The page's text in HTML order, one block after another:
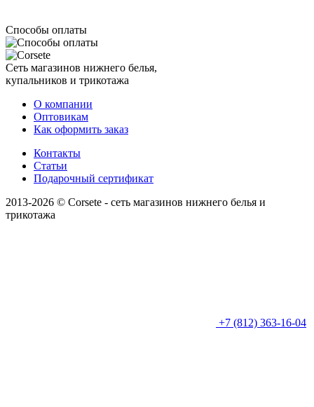
Способы оплаты
Сеть магазинов нижнего белья,
купальников и трикотажа
О компании
Оптовикам
Как оформить заказ
Контакты
Статьи
Подарочный сертификат
2013-2026 © Corsete - сеть магазинов нижнего белья и
трикотажа
+7 (812) 363-16-04